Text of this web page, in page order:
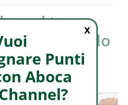
nel tuo
un secondo
X
Punti
Aboca